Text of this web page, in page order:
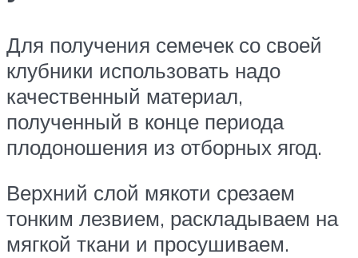
Для получения семечек со своей
клубники использовать надо
качественный материал,
полученный в конце периода
плодоношения из отборных ягод.
Верхний слой мякоти срезаем
тонким лезвием, раскладываем на
мягкой ткани и просушиваем.